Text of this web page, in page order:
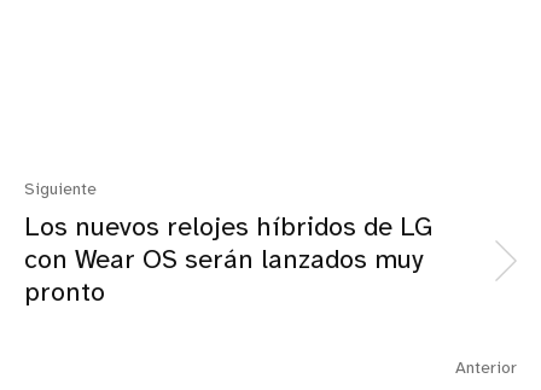
Siguiente
Los nuevos relojes híbridos de LG
con Wear OS serán lanzados muy
pronto
Anterior